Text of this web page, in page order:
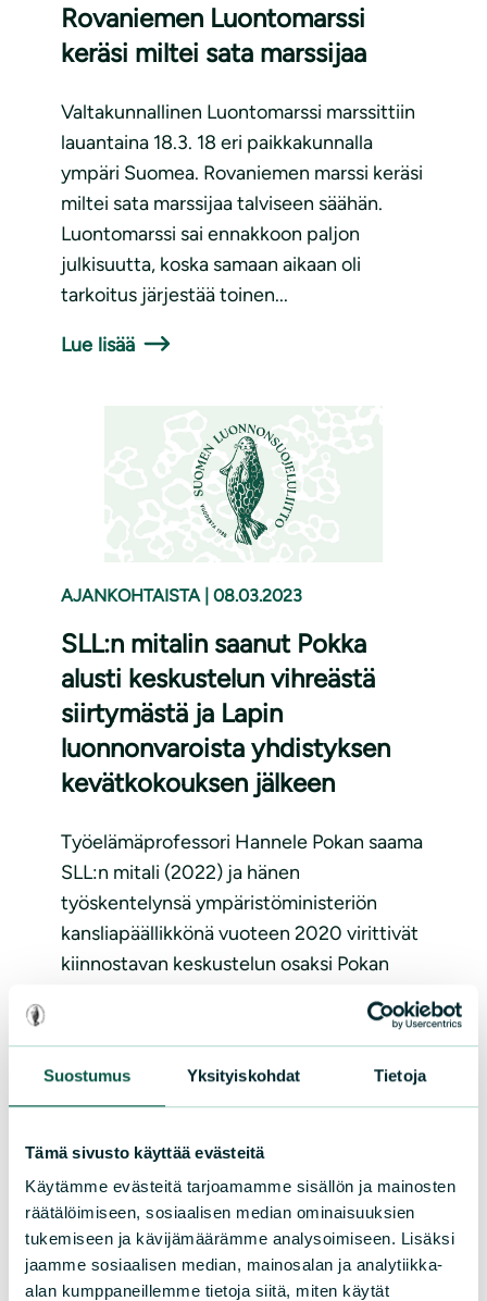
Suostumus Yksityiskohdat Tietoja
Tämä sivusto käyttää evästeitä
Käytämme evästeitä tarjoamamme sisällön ja mainosten
räätälöimiseen, sosiaalisen median ominaisuuksien
tukemiseen ja kävijämäärämme analysoimiseen. Lisäksi
jaamme sosiaalisen median, mainosalan ja analytiikka-
alan kumppaneillemme tietoja siitä, miten käytät
Rovaniemen Luontomarssi
keräsi miltei sata marssijaa
Valtakunnallinen Luontomarssi marssittiin
lauantaina 18.3. 18 eri paikkakunnalla
ympäri Suomea. Rovaniemen marssi keräsi
miltei sata marssijaa talviseen säähän.
Luontomarssi sai ennakkoon paljon
julkisuutta, koska samaan aikaan oli
tarkoitus järjestää toinen...
Lue lisää
AJANKOHTAISTA 08.03.2023
SLL:n mitalin saanut Pokka
alusti keskustelun vihreästä
siirtymästä ja Lapin
luonnonvaroista yhdistyksen
kevätkokouksen jälkeen
Työelämäprofessori Hannele Pokan saama
SLL:n mitali (2022) ja hänen
työskentelynsä ympäristöministeriön
kansliapäällikkönä vuoteen 2020 virittivät
kiinnostavan keskustelun osaksi Pokan
siirtymästä ja Lapin luonnonvaroista.
Lue lisää